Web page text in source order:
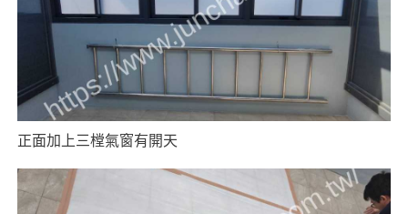
正面加上三樘氣窗有開天